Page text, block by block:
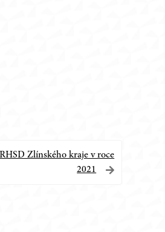
Zlínského kraje v roce
2021